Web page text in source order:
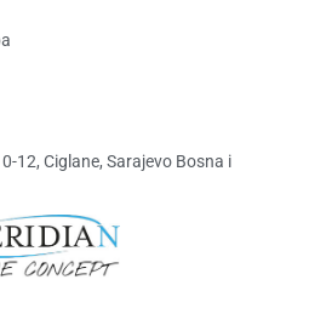
12, Ciglane, Sarajevo Bosna i